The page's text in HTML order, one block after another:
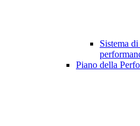
Sistema
Piano della